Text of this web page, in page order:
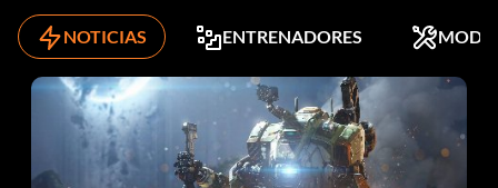
NOTICIAS ENTRENADORES MODS